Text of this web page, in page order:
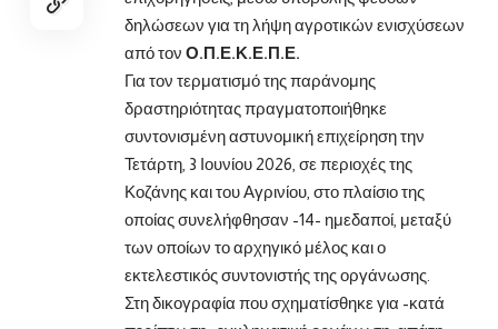
δηλώσεων για τη λήψη αγροτικών ενισχύσεων
από τον Ο.Π.Ε.Κ.Ε.Π.Ε.
Για τον τερματισμό της παράνομης
δραστηριότητας πραγματοποιήθηκε
συντονισμένη αστυνομική επιχείρηση την
Τετάρτη, 3 Ιουνίου 2026, σε περιοχές της
Κοζάνης και του Αγρινίου, στο πλαίσιο της
οποίας συνελήφθησαν -14- ημεδαποί, μεταξύ
των οποίων το αρχηγικό μέλος και ο
εκτελεστικός συντονιστής της οργάνωσης.
Στη δικογραφία που σχηματίσθηκε για -κατά